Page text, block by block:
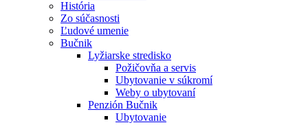
História
Zo súčasnosti
Ľudové umenie
Bučnik
Lyžiarske stredisko
Požičovňa a servis
Ubytovanie v súkromí
Weby o ubytovaní
Penzión Bučnik
Ubytovanie